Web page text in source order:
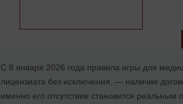
С 8 января 2026 года правила игры для
лицензиата без исключения, — наличие
именно его отсутствие становится реальным